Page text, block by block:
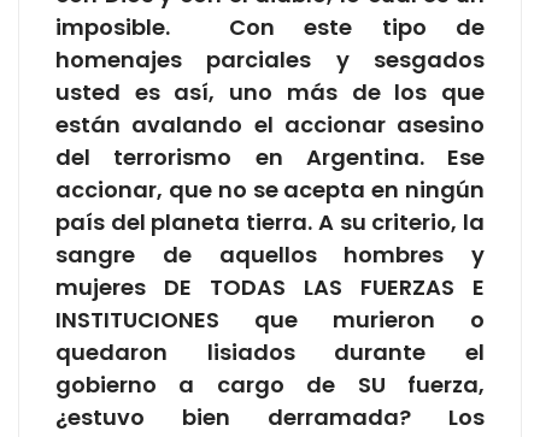
imposible. Con este tipo de
homenajes parciales y sesgados
usted es así, uno más de los que
están avalando el accionar asesino
del terrorismo en Argentina. Ese
accionar, que no se acepta en ningún
país del planeta tierra. A su criterio, la
sangre de aquellos hombres y
mujeres DE TODAS LAS FUERZAS E
INSTITUCIONES que murieron o
quedaron lisiados durante el
gobierno a cargo de SU fuerza,
¿estuvo bien derramada? Los